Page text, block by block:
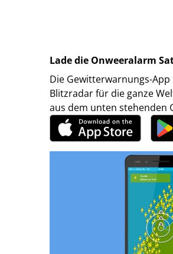
Lade die Onweeralarm
Die Gewitterwarnungs-
Blitzradar für die ganze
aus dem unten stehenden